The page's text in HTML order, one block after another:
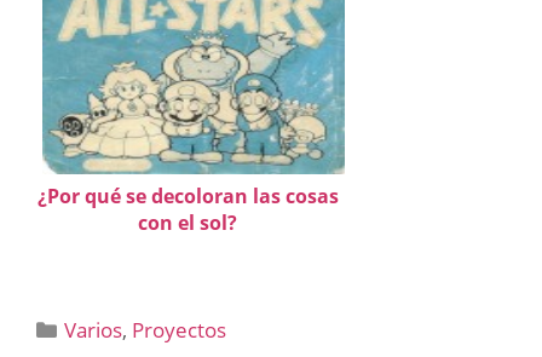
¿Por qué se decoloran las cosas
con el sol?
Categorías
Varios, Proyectos